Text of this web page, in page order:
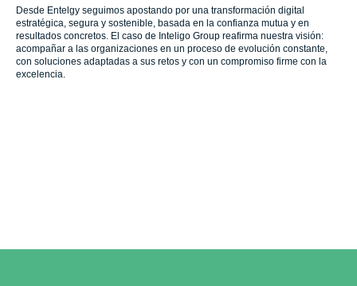
Desde Entelgy seguimos apostando por una transformación digital
estratégica, segura y sostenible, basada en la confianza mutua y en
resultados concretos. El caso de Inteligo Group reafirma nuestra visión:
acompañar a las organizaciones en un proceso de evolución constante,
con soluciones adaptadas a sus retos y con un compromiso firme con la
excelencia.